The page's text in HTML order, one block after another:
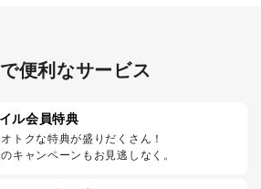
便利なサービス
ル会員特典
トクな特典が盛りだくさん！
キャンペーンもお見逃しなく。